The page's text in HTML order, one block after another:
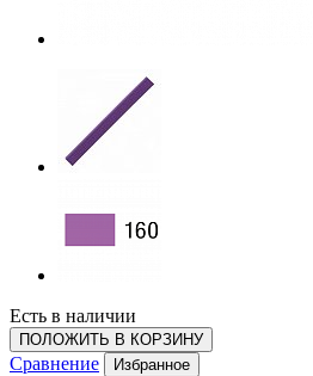
Есть в наличии
ПОЛОЖИТЬ В КОРЗИНУ
Сравнение Избранное